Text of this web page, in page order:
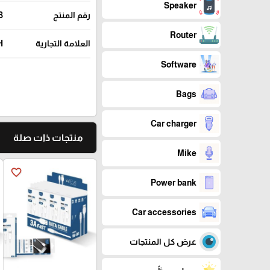
Speaker
Router
Software
Bags
Car charger
Mike
Power bank
Car accessories
عرض كل المنتجات
رقم المنتج
العلامة التجارية
منتجات ذات صلة
favorite_border